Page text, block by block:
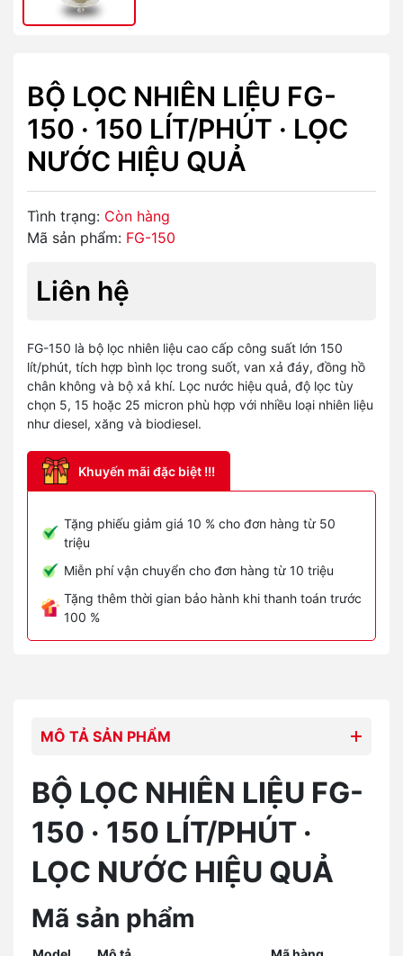
BỘ LỌC NHIÊN LIỆU FG-
150 · 150 LÍT/PHÚT · LỌC
NƯỚC HIỆU QUẢ
Tình trạng: Còn hàng
Mã sản phẩm: FG-150
Liên hệ
FG-150 là bộ lọc nhiên liệu cao cấp công suất lớn 150
lít/phút, tích hợp bình lọc trong suốt, van xả đáy, đồng hồ
chân không và bộ xả khí. Lọc nước hiệu quả, độ lọc tùy
chọn 5, 15 hoặc 25 micron phù hợp với nhiều loại nhiên liệu
như diesel, xăng và biodiesel.
Khuyến mãi đặc biệt !!!
Tặng phiếu giảm giá 10 % cho đơn hàng từ 50
triệu
Miễn phí vận chuyển cho đơn hàng từ 10 triệu
Tặng thêm thời gian bảo hành khi thanh toán trước
100 %
MÔ TẢ SẢN PHẨM
BỘ LỌC NHIÊN LIỆU FG-
150 · 150 LÍT/PHÚT ·
LỌC NƯỚC HIỆU QUẢ
Mã sản phẩm